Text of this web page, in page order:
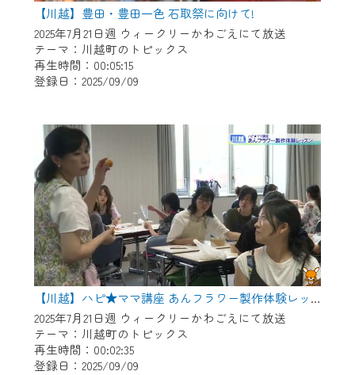
【川越】豊田・豊田一色 石取祭に向けて!
2025年7月21日週 ウィークリーかわごえにて放送
テーマ：川越町のトピックス
再生時間：00:05:15
登録日：2025/09/09
【川越】ハピ★ママ講座 あんフラワー製作体験レッスン
2025年7月21日週 ウィークリーかわごえにて放送
テーマ：川越町のトピックス
再生時間：00:02:35
登録日：2025/09/09
※マイページへのログインには、MyIDが必
要となります。
※MyIDとは、CCNet Web TVを含むCCNetの
各種サービスをご利用頂くためのIDです。
で設定できます。
（GmailやYahooなどのフリーメールアドレ
スでも作成可能です）
※マイページへのログイン・MyIDの新規登
録はこちらから
※CCNetアプリをご利用中の方は引き続き
ご視聴いただけます。
＜メンテナンス情報＞
CCNetWebTVのリニューアルにともないメ
ンテナンス作業を予定しています。